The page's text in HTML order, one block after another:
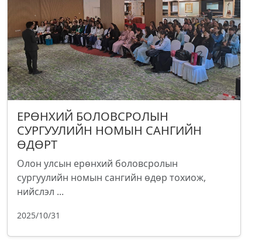
ЕРӨНХИЙ БОЛОВСРОЛЫН
СУРГУУЛИЙН НОМЫН САНГИЙН
ӨДӨРТ
Олон улсын ерөнхий боловсролын
сургуулийн номын сангийн өдөр тохиож,
нийслэл ...
2025/10/31